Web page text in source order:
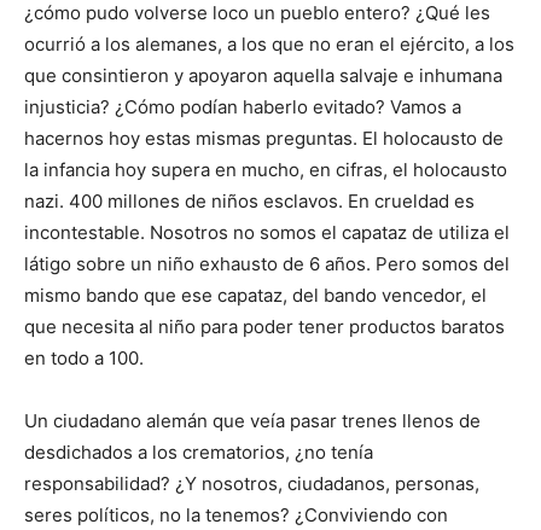
¿cómo pudo volverse loco un pueblo entero? ¿Qué les
ocurrió a los alemanes, a los que no eran el ejército, a los
que consintieron y apoyaron aquella salvaje e inhumana
injusticia? ¿Cómo podían haberlo evitado? Vamos a
hacernos hoy estas mismas preguntas. El holocausto de
la infancia hoy supera en mucho, en cifras, el holocausto
nazi. 400 millones de niños esclavos. En crueldad es
incontestable. Nosotros no somos el capataz de utiliza el
látigo sobre un niño exhausto de 6 años. Pero somos del
mismo bando que ese capataz, del bando vencedor, el
que necesita al niño para poder tener productos baratos
en todo a 100.
Un ciudadano alemán que veía pasar trenes llenos de
desdichados a los crematorios, ¿no tenía
responsabilidad? ¿Y nosotros, ciudadanos, personas,
seres políticos, no la tenemos? ¿Conviviendo con